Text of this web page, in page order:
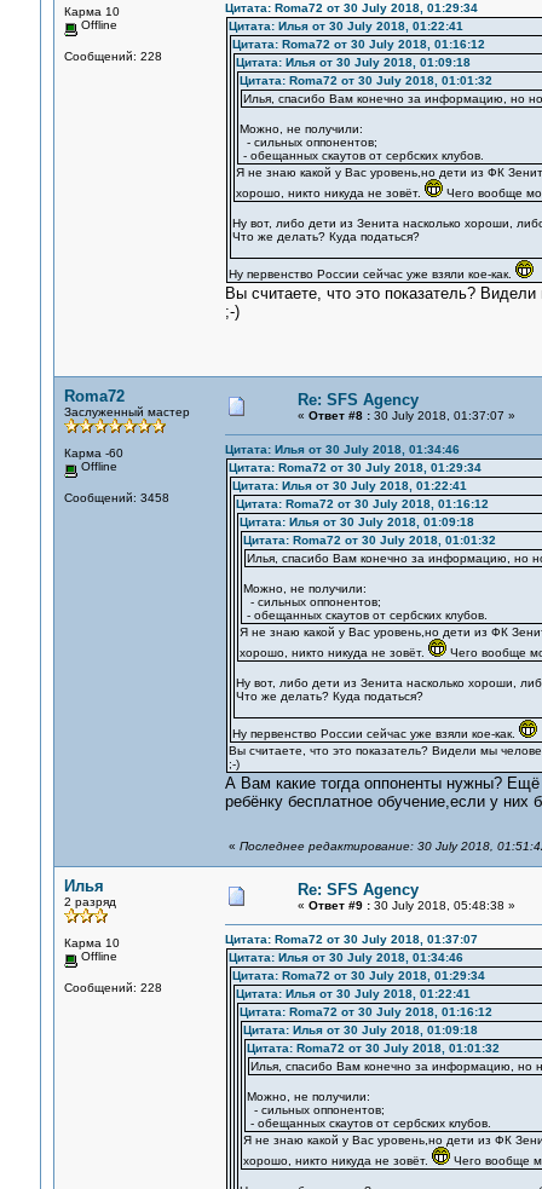
Карма 10
Offline
Сообщений: 228
Цитата: Roma72 от 30 July 2018, 01:29:34
Цитата: Илья от 30 July 2018, 01:22:41
Цитата: Roma72 от 30 July 2018, 01:16:12
Цитата: Илья от 30 July 2018, 01:09:18
Цитата: Roma72 от 30 July 2018, 01:01:32
Илья, спасибо Вам конечно за информацию, но
Можно, не получили:
- сильных оппонентов;
- обещанных скаутов от сербских клубов.
Я не знаю какой у Вас уровень,но дети из ФК
хорошо, никто никуда не зовёт.
Чего вообще
Ну вот, либо дети из Зенита насколько хороши,
Что же делать? Куда податься?
Ну первенство России сейчас уже взяли кое-как.
Вы считаете, что это показатель?
;-)
Roma72
Заслуженный мастер
Карма -60
Offline
Сообщений: 3458
Re: SFS Agency
« Ответ #8 :30 July 2018, 01:37:07 »
Цитата: Илья от 30 July 2018, 01:34:46
Цитата: Roma72 от 30 July 2018, 01:29:34
Цитата: Илья от 30 July 2018, 01:22:41
Цитата: Roma72 от 30 July 2018, 01:16:12
Цитата: Илья от 30 July 2018, 01:09:18
Цитата: Roma72 от 30 July 2018, 01:01:32
Илья, спасибо Вам конечно за информацию, но
Можно, не получили:
- сильных оппонентов;
- обещанных скаутов от сербских клубов.
Я не знаю какой у Вас уровень,но дети из ФК
хорошо, никто никуда не зовёт.
Чего вообще
Ну вот, либо дети из Зенита насколько хороши,
Что же делать? Куда податься?
Ну первенство России сейчас уже взяли кое-как.
Вы считаете, что это показатель? Видели мы
;-)
А Вам какие тогда оппоненты нужны?
ребёнку бесплатное обучение,если у них
« Последнее редактирование: 30 July 2018,
Илья
2 разряд
Карма 10
Offline
Сообщений: 228
Re: SFS Agency
« Ответ #9 :30 July 2018, 05:48:38 »
Цитата: Roma72 от 30 July 2018, 01:37:07
Цитата: Илья от 30 July 2018, 01:34:46
Цитата: Roma72 от 30 July 2018, 01:29:34
Цитата: Илья от 30 July 2018, 01:22:41
Цитата: Roma72 от 30 July 2018, 01:16:12
Цитата: Илья от 30 July 2018, 01:09:18
Цитата: Roma72 от 30 July 2018, 01:01:32
Илья, спасибо Вам конечно за информацию, но
Можно, не получили:
- сильных оппонентов;
- обещанных скаутов от сербских клубов.
Я не знаю какой у Вас уровень,но дети из ФК
хорошо, никто никуда не зовёт.
Чего вообще